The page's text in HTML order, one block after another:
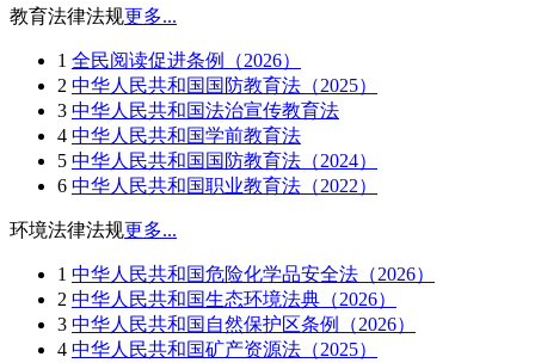
教育法律法规更多...
1 全民阅读促进条例（2026）
2 中华人民共和国国防教育法（2025）
3 中华人民共和国法治宣传教育法
4 中华人民共和国学前教育法
5 中华人民共和国国防教育法（2024）
6 中华人民共和国职业教育法（2022）
环境法律法规更多...
1 中华人民共和国危险化学品安全法（2026）
2 中华人民共和国生态环境法典（2026）
3 中华人民共和国自然保护区条例（2026）
4 中华人民共和国矿产资源法（2025）